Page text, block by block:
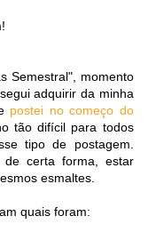
Semestral", momento
adquirir da minha
postei no começo do
tão difícil para todos
tipo de postagem.
certa forma, estar
esmaltes.
quais foram: